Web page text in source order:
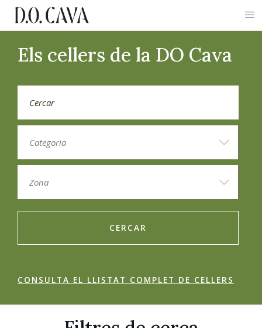
Els cellers de la DO Cava
CERCAR
CONSULTA EL LLISTAT COMPLET DE CELLERS